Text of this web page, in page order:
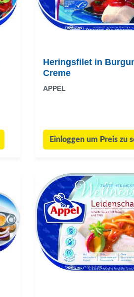
Heringsfilet in
Creme
APPEL
Einloggen um Preis zu